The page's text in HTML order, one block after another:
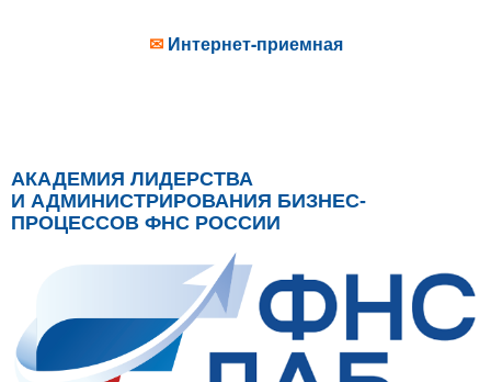
✉ Интернет-приемная
АКАДЕМИЯ ЛИДЕРСТВА
И АДМИНИСТРИРОВАНИЯ БИЗНЕС-
ПРОЦЕССОВ ФНС РОССИИ